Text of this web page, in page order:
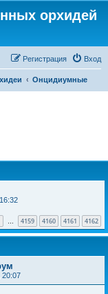
орхидей
Вход
Регистрация
Онцидиумные
… 4159 4160 4161 4162
20:07